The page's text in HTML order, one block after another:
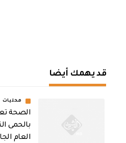
قد يهمك أيضا
محليات
العام